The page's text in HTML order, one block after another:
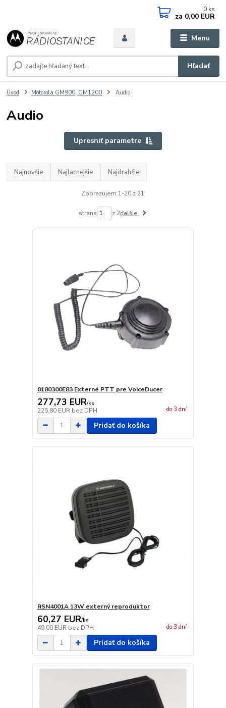
Menu
Hľadať
0 ks
za 0,00 EUR
Úvod Motorola GM900, GM1200 Audio
Audio
Upresniť parametre
Najnovšie Najlacnejšie Najdrahšie
Zobrazujem 1-20 z 21
strana z 2ďalšie
0180300E83 Externé PTT pre VoiceDucer
277,73 EUR/ks
225,80 EUR bez DPH do 3 dní
Pridať do košíka
RSN4001A 13W externý reproduktor
60,27 EUR/ks
49,00 EUR bez DPH do 3 dní
Pridať do košíka